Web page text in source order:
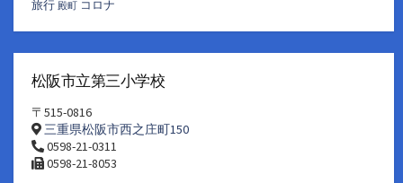
旅行 殿町 コロナ
松阪市立第三小学校
〒515-0816
三重県松阪市西之庄町150
0598-21-0311
0598-21-8053